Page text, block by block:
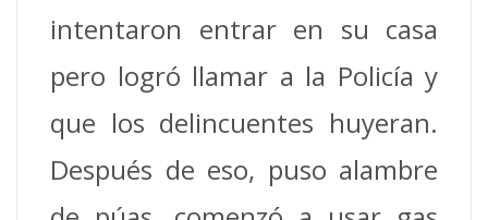
intentaron entrar en su casa
pero logró llamar a la Policía y
que los delincuentes huyeran.
Después de eso, puso alambre